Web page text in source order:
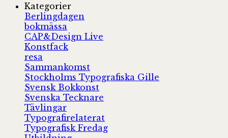
Kategorier
Berlingdagen
bokmässa
CAP&Design Live
Konstfack
resa
Sammankomst
Stockholms Typografiska Gille
Svensk Bokkonst
Svenska Tecknare
Tävlingar
Typografirelaterat
Typografisk Fredag